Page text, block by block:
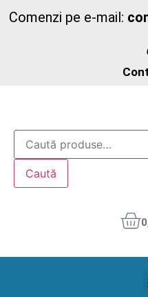
Comenzi pe e-mail:
Caută